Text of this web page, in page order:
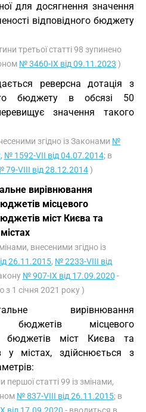
для досягнення значення
відповідного бюджету
третьої статті 98 зупинено
№ 3460-IX від 09.11.2023 )
реверсна дотація з
бюджету в обсязі 50
значення такого
згідно із Законами №
, № 1592-VII від 04.07.2014; в
79-VIII від 28.12.2014)
вирівнювання
місцевого
міст Києва та
внесеними згідно із
26.11.2015, № 2233-VIII від
№ 907-IX від 17.09.2020 -
з 1 січня 2021 року )
вирівнювання
бюджетів місцевого
бюджетів міст Києва та
у містах, здійснюється з
статті 99 із змінами,
№ 837-VIII від 26.11.2015; в